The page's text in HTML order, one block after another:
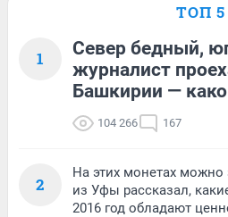
ТОП 5
1
Север бедный,
журналист
Башкирии —
104 266 167
2
На этих монетах можно
из Уфы рассказал,
2016 год обладают